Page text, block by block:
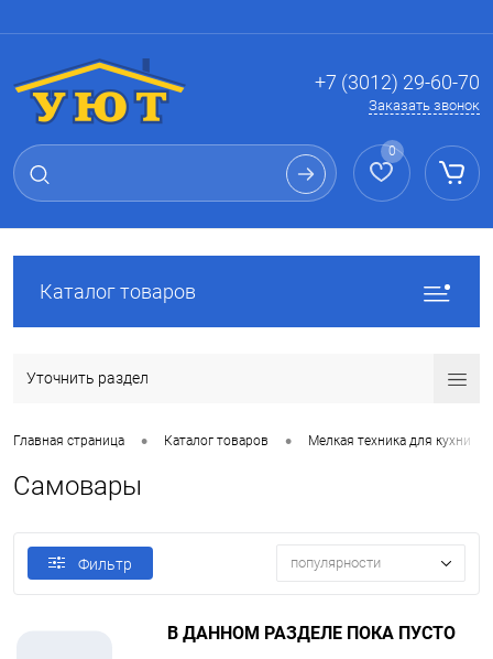
+7 (3012) 29-60-70
Заказать звонок
0
Каталог товаров
Уточнить раздел
Главная страница • Каталог товаров • Мелкая техника для кухни
Самовары
Фильтр популярности
В ДАННОМ РАЗДЕЛЕ ПОКА ПУСТО